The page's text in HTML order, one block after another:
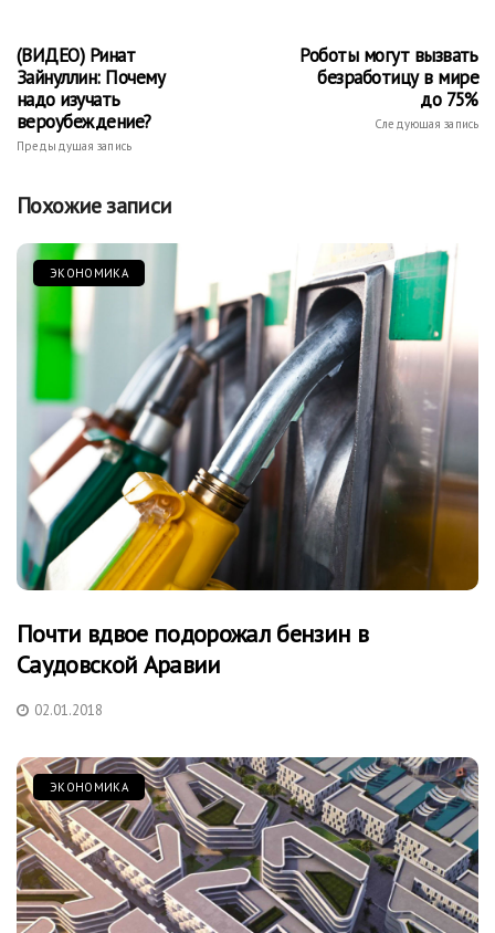
(ВИДЕО) Ринат
Зайнуллин: Почему
надо изучать
вероубеждение?
Предыдущая запись
Роботы могут вызвать
безработицу в мире
до 75%
Следующая запись
Похожие записи
ЭКОНОМИКА
Почти вдвое подорожал бензин в
Саудовской Аравии
02.01.2018
ЭКОНОМИКА